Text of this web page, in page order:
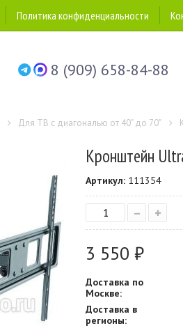
Политика конфиденциальности
8 (909) 658-84-88
Для ТВ с диагональю от 40" до 70"
Кронштейн
Артикул: 111354
– +
3 550 ₽
Доставка по
Москве:
Доставка в
регионы: